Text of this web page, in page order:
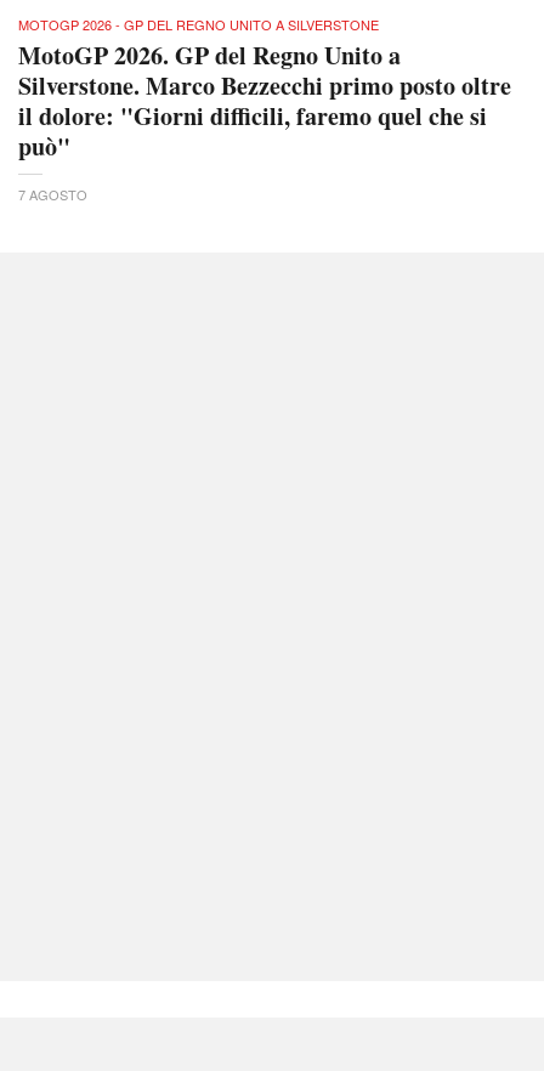
MOTOGP 2026 - GP DEL REGNO UNITO A SILVERSTONE
MotoGP 2026. GP del Regno Unito a
Silverstone. Marco Bezzecchi primo posto oltre
il dolore: "Giorni difficili, faremo quel che si
può"
7 AGOSTO